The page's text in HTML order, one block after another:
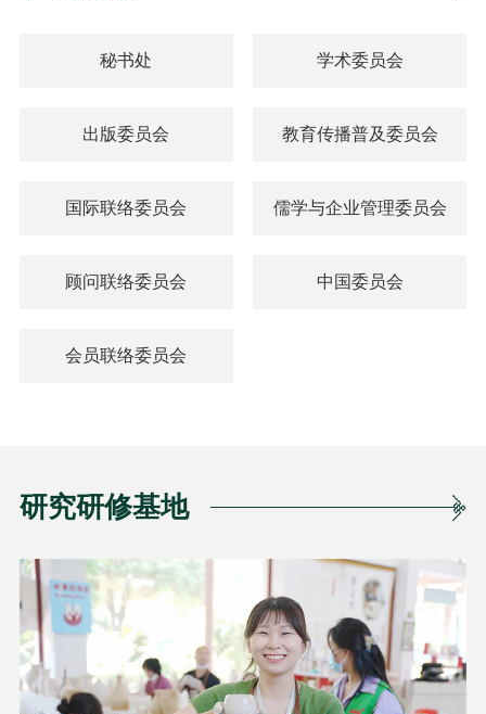
秘书处 学术委员会
出版委员会 教育传播普及委员会
国际联络委员会 儒学与企业管理委员会
顾问联络委员会 中国委员会
会员联络委员会
研究研修基地